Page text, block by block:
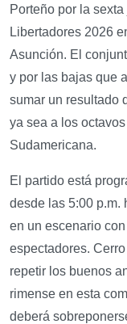
Porteño por la
Libertadores 2026
Asunción. El
y por las bajas que
sumar un resultado
ya sea a los
Sudamericana.
El partido está
desde las 5:00 p.m.
en un escenario
espectadores.
repetir los buenos
rimense en esta
deberá